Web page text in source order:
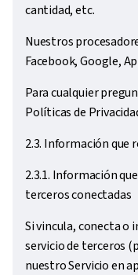
cantidad, etc.
Nuestros
Facebook, Google,
Para cualquier
Políticas de
2.3. Información que
2.3.1. Información
terceros conectadas
Si vincula, conecta o
servicio de terceros
nuestro Servicio en